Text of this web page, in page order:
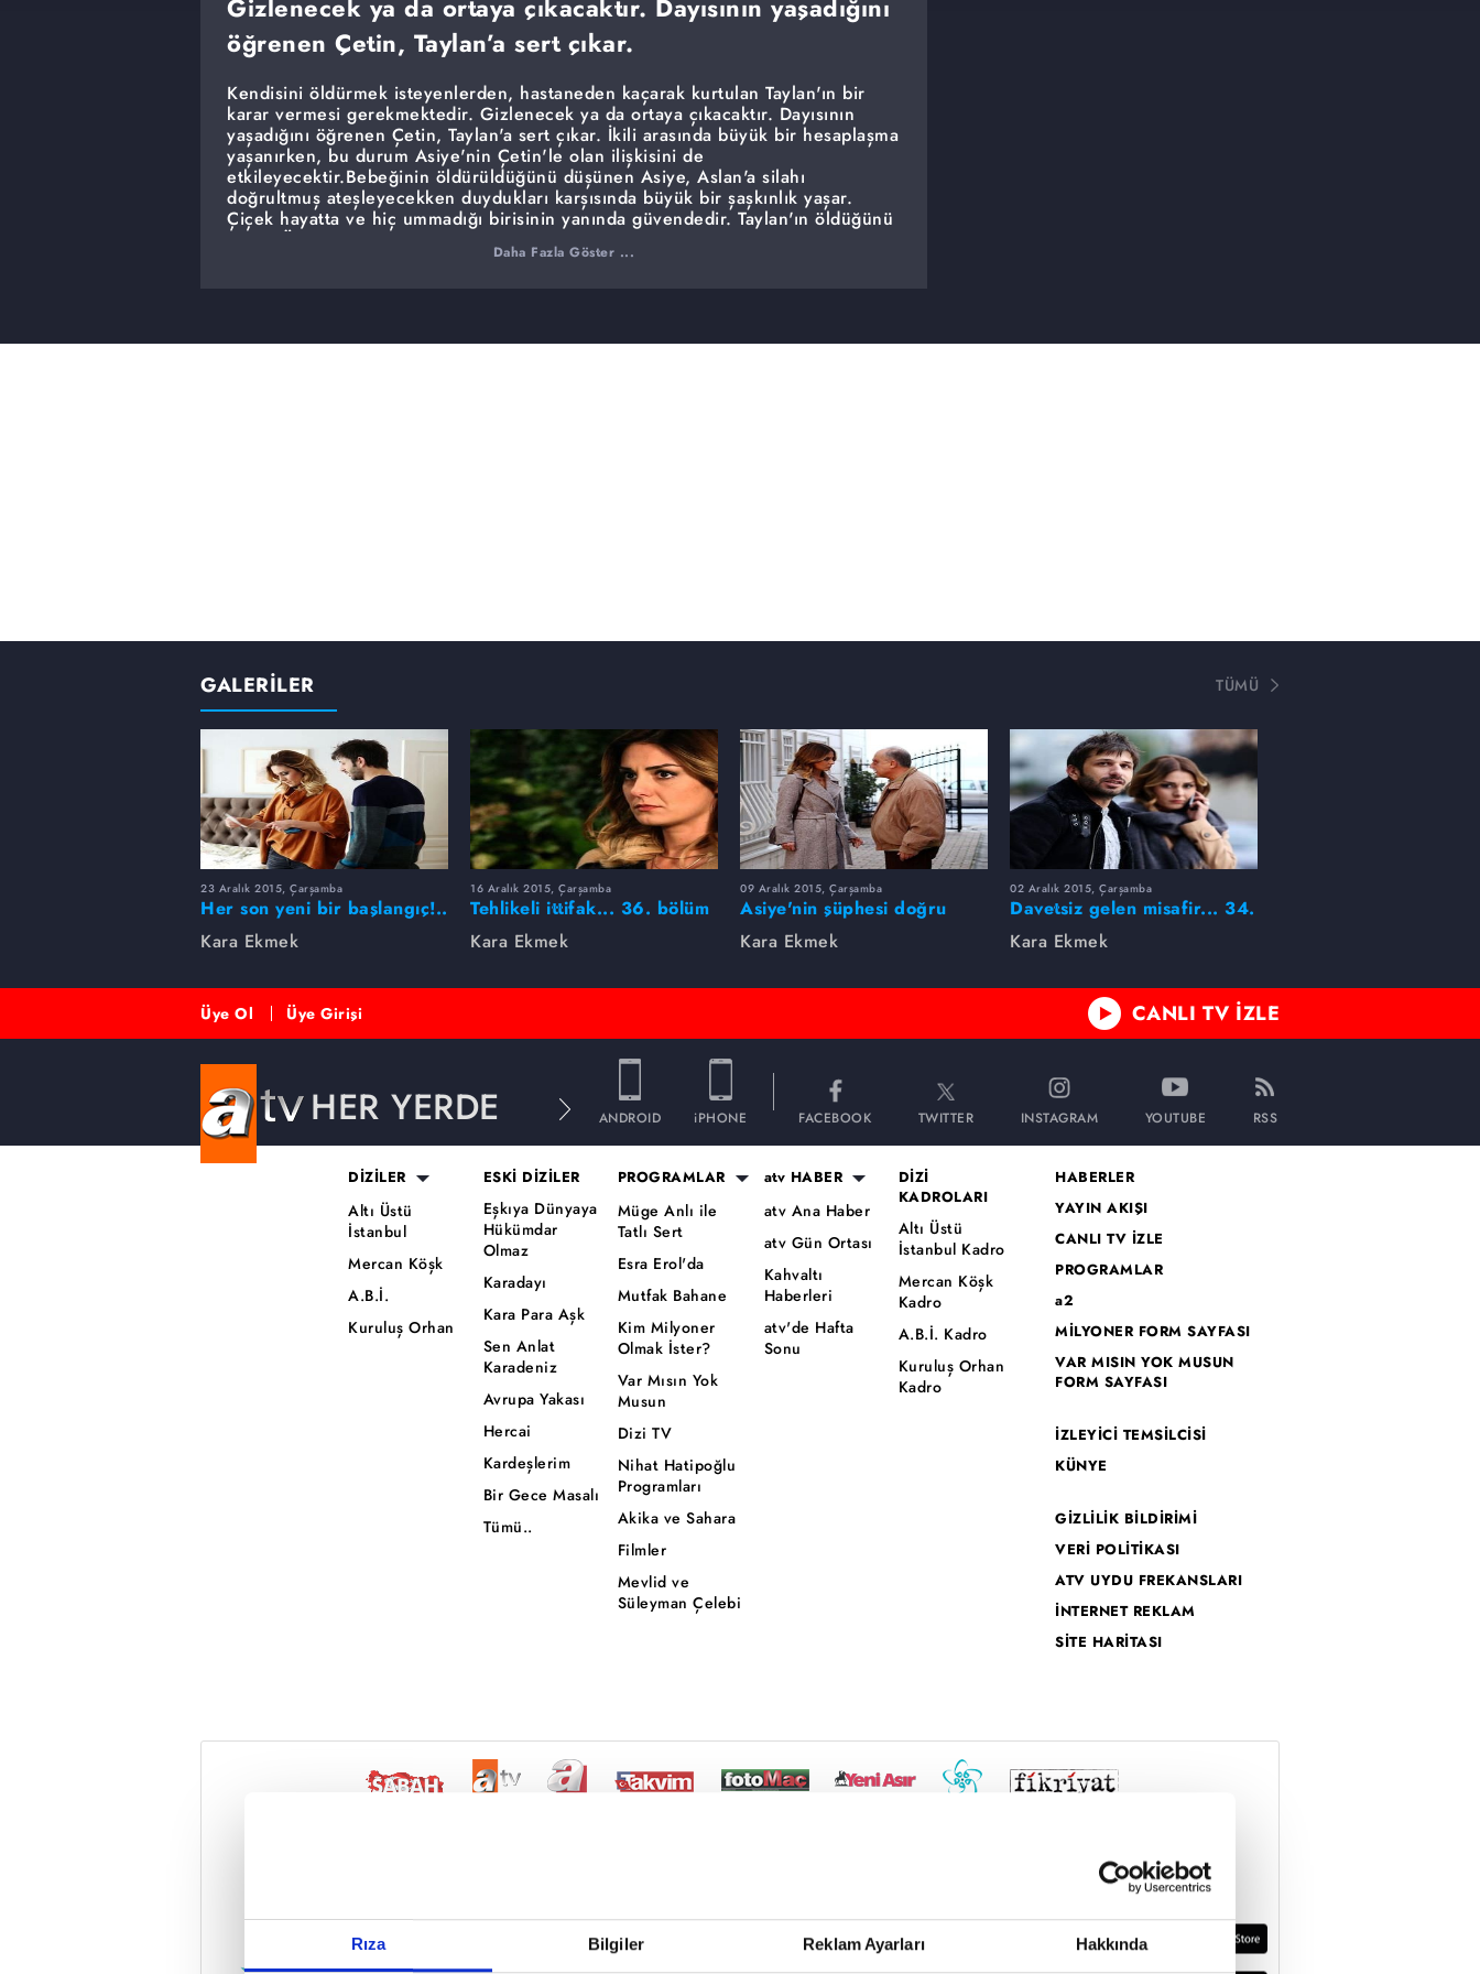
Rıza Bilgiler Reklam Ayarları Hakkında
Reddet
Gizlenecek ya da ortaya çıkacaktır. Dayısının yaşadığını
öğrenen Çetin, Taylan’a sert çıkar.
Kendisini öldürmek isteyenlerden, hastaneden kaçarak kurtulan Taylan'ın bir
karar vermesi gerekmektedir. Gizlenecek ya da ortaya çıkacaktır. Dayısının
yaşadığını öğrenen Çetin, Taylan'a sert çıkar. İkili arasında büyük bir hesaplaşma
yaşanırken, bu durum Asiye'nin Çetin'le olan ilişkisini de
etkileyecektir.Bebeğinin öldürüldüğünü düşünen Asiye, Aslan'a silahı
doğrultmuş ateşleyecekken duydukları karşısında büyük bir şaşkınlık yaşar.
Çiçek hayatta ve hiç ummadığı birisinin yanında güvendedir. Taylan'ın öldüğünü
sanan Ömer Belenoğlu ailesinin reisliğine soyunurken, Hale'yse kocasının
mirasçısı olarak yeniden yalıya yerleşir. Her ikisi Asiye'yle karşı kalırken,
duyduklarıyla büyük şok yaşar.
Daha Fazla Göster ...
GALERİLER TÜMÜ
23 Aralık 2015, Çarşamba
Her son yeni bir başlangıç!..
37. bölüm fotogaleri
Kara Ekmek
16 Aralık 2015, Çarşamba
Tehlikeli ittifak... 36. bölüm
fotogaleri
Kara Ekmek
09 Aralık 2015, Çarşamba
Asiye'nin şüphesi doğru
mu? 35. bölüm fotogaleri
Kara Ekmek
02 Aralık 2015, Çarşamba
Davetsiz gelen misafir... 34.
bölüm foto galeri
Kara Ekmek
Üye Ol Üye Girişi CANLI TV İZLE
HER YERDE ANDROID iPHONE FACEBOOK TWITTER INSTAGRAM YOUTUBE RSS
DİZİLER
Altı Üstü
İstanbul
Mercan Köşk
A.B.İ.
Kuruluş Orhan
ESKİ DİZİLER
Eşkıya Dünyaya
Hükümdar
Olmaz
Karadayı
Kara Para Aşk
Sen Anlat
Karadeniz
Avrupa Yakası
Hercai
Kardeşlerim
Bir Gece Masalı
Tümü..
PROGRAMLAR
Müge Anlı ile
Tatlı Sert
Esra Erol'da
Mutfak Bahane
Kim Milyoner
Olmak İster?
Var Mısın Yok
Musun
Dizi TV
Nihat Hatipoğlu
Programları
Akika ve Sahara
Filmler
Mevlid ve
Süleyman Çelebi
atv HABER
atv Ana Haber
atv Gün Ortası
Kahvaltı
Haberleri
atv'de Hafta
Sonu
DİZİ
KADROLARI
Altı Üstü
İstanbul Kadro
Mercan Köşk
Kadro
A.B.İ. Kadro
Kuruluş Orhan
Kadro
HABERLER
YAYIN AKIŞI
CANLI TV İZLE
PROGRAMLAR
a2
MİLYONER FORM SAYFASI
VAR MISIN YOK MUSUN
FORM SAYFASI
İZLEYİCİ TEMSİLCİSİ
KÜNYE
GİZLİLİK BİLDİRİMİ
VERİ POLİTİKASI
ATV UYDU FREKANSLARI
İNTERNET REKLAM
SİTE HARİTASI